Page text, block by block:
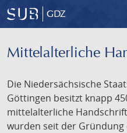
GDZ
Mittelalterliche
Die Niedersächsische
Göttingen besitzt knapp
mittelalterliche
wurden seit der Gründung